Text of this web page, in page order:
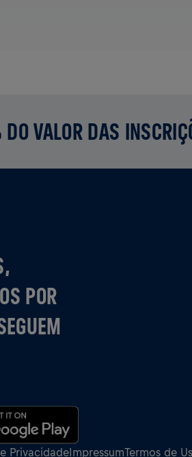
VALOR DAS
POR
PrivacidadeImpressumTermos de